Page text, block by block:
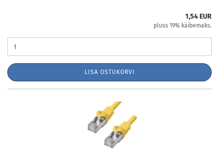
1,54 EUR
pluss 19% käibemaks.
LISA OSTUKORVI